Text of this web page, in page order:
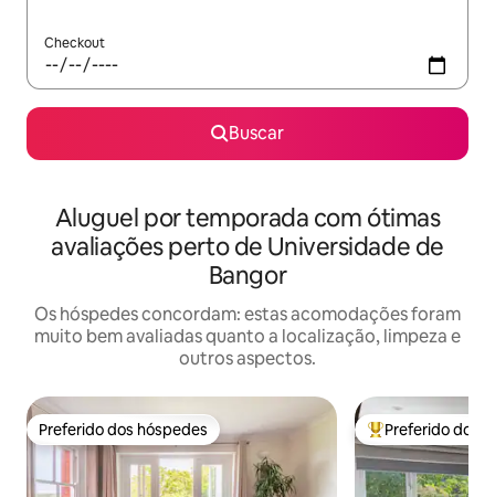
Checkout
Buscar
Aluguel por temporada com ótimas
avaliações perto de Universidade de
Bangor
Os hóspedes concordam: estas acomodações foram
muito bem avaliadas quanto a localização, limpeza e
outros aspectos.
Preferido dos hóspedes
Preferido dos hóspedes Entre os
Preferido dos